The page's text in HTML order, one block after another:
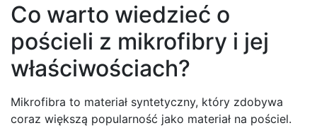
Co warto wiedzieć o
pościeli z mikrofibry i jej
właściwościach?
Mikrofibra to materiał syntetyczny, który zdobywa
coraz większą popularność jako materiał na pościel.